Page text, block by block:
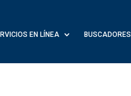
EN LÍNEA BUSCADORES